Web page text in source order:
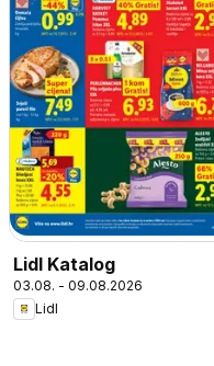
Lidl Katalog
03.08. - 09.08.2026
Lidl